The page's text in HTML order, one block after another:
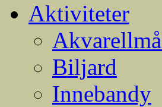
till
innehållAktiviteter
Biljard
Innebandy